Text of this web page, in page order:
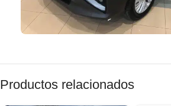
Productos relacionados